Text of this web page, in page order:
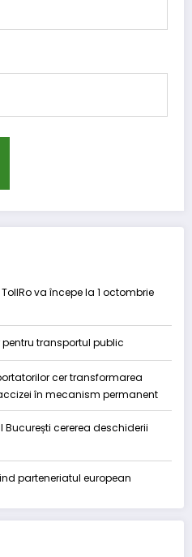
va începe la 1 octombrie
transportul public
cer transformarea
în mecanism permanent
București cererea deschiderii
parteneriatul european